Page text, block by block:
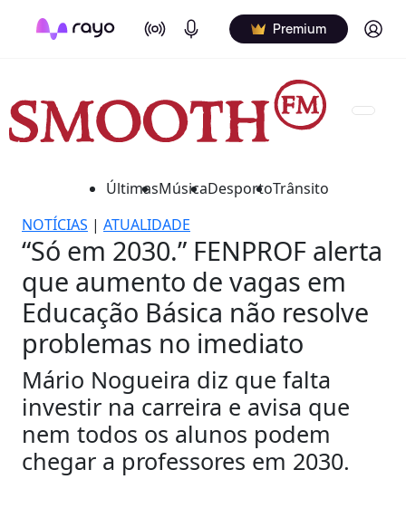
On Air Podcasts Premium Log in
ÚltimasMúsicaDesportoTrânsito
NOTÍCIAS | ATUALIDADE
“Só em 2030.” FENPROF alerta
que aumento de vagas em
Educação Básica não resolve
problemas no imediato
Mário Nogueira diz que falta
investir na carreira e avisa que
nem todos os alunos podem
chegar a professores em 2030.